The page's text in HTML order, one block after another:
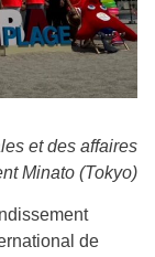
et des affaires
Minato (Tokyo)
de